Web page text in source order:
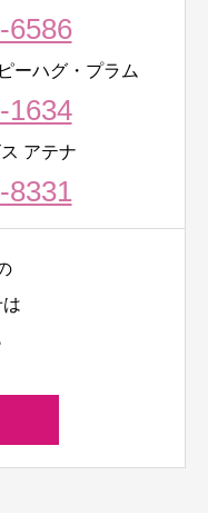
6586
ーハグ・プラム
1634
アテナ
8331